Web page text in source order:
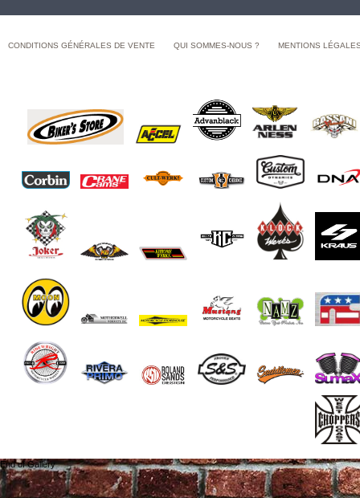
CONDITIONS GÉNÉRALES DE VENTE QUI SOMMES-NOUS ? MENTIONS
End of Gallery